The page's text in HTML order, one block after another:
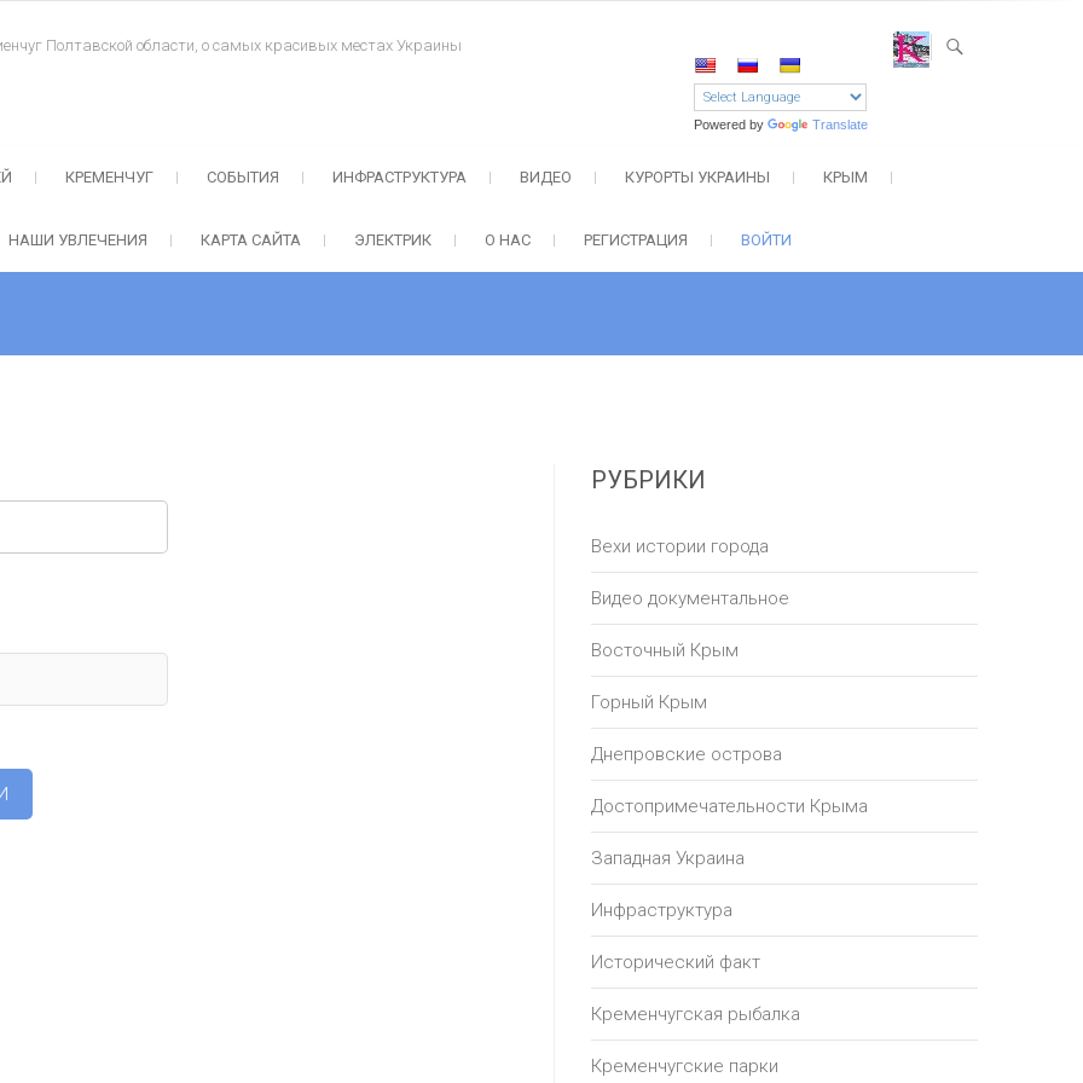
Полтавской области, о самых красивых местах Украины
Powered by Translate
КРЕМЕНЧУГ СОБЫТИЯ ИНФРАСТРУКТУРА ВИДЕО КУРОРТЫ УКРАИНЫ КРЫМ
НАШИ УВЛЕЧЕНИЯ КАРТА САЙТА ЭЛЕКТРИК О НАС РЕГИСТРАЦИЯ ВОЙТИ
РУБРИКИ
Вехи истории города
Видео документальное
Восточный Крым
Горный Крым
Днепровские острова
Достопримечательности Крыма
Западная Украина
Инфраструктура
Исторический факт
Кременчугская рыбалка
Кременчугские парки